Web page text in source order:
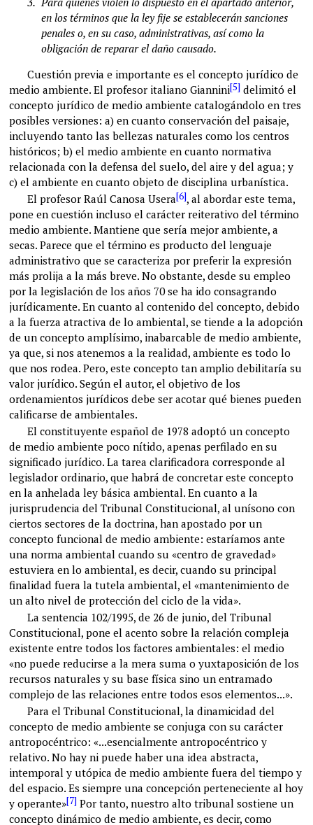
en los términos que la ley fije se establecerán sanciones
penales o, en su caso, administrativas, así como la
obligación de reparar el daño causado.
Cuestión previa e importante es el concepto jurídico de
medio ambiente. El profesor italiano Giannini[5] delimitó el
concepto jurídico de medio ambiente catalogándolo en tres
posibles versiones: a) en cuanto conservación del paisaje,
incluyendo tanto las bellezas naturales como los centros
históricos; b) el medio ambiente en cuanto normativa
relacionada con la defensa del suelo, del aire y del agua; y
c) el ambiente en cuanto objeto de disciplina urbanística.
El profesor Raúl Canosa Usera[6], al abordar este tema,
pone en cuestión incluso el carácter reiterativo del término
medio ambiente. Mantiene que sería mejor ambiente, a
secas. Parece que el término es producto del lenguaje
administrativo que se caracteriza por preferir la expresión
más prolija a la más breve. No obstante, desde su empleo
por la legislación de los años 70 se ha ido consagrando
jurídicamente. En cuanto al contenido del concepto, debido
a la fuerza atractiva de lo ambiental, se tiende a la adopción
de un concepto amplísimo, inabarcable de medio ambiente,
ya que, si nos atenemos a la realidad, ambiente es todo lo
que nos rodea. Pero, este concepto tan amplio debilitaría su
valor jurídico. Según el autor, el objetivo de los
ordenamientos jurídicos debe ser acotar qué bienes pueden
calificarse de ambientales.
El constituyente español de 1978 adoptó un concepto
de medio ambiente poco nítido, apenas perfilado en su
significado jurídico. La tarea clarificadora corresponde al
legislador ordinario, que habrá de concretar este concepto
en la anhelada ley básica ambiental. En cuanto a la
jurisprudencia del Tribunal Constitucional, al unísono con
ciertos sectores de la doctrina, han apostado por un
concepto funcional de medio ambiente: estaríamos ante
una norma ambiental cuando su «centro de gravedad»
estuviera en lo ambiental, es decir, cuando su principal
finalidad fuera la tutela ambiental, el «mantenimiento de
un alto nivel de protección del ciclo de la vida».
La sentencia 102/1995, de 26 de junio, del Tribunal
Constitucional, pone el acento sobre la relación compleja
existente entre todos los factores ambientales: el medio
«no puede reducirse a la mera suma o yuxtaposición de los
recursos naturales y su base física sino un entramado
complejo de las relaciones entre todos esos elementos...».
Para el Tribunal Constitucional, la dinamicidad del
concepto de medio ambiente se conjuga con su carácter
antropocéntrico: «...esencialmente antropocéntrico y
relativo. No hay ni puede haber una idea abstracta,
intemporal y utópica de medio ambiente fuera del tiempo y
del espacio. Es siempre una concepción perteneciente al hoy
y operante»[7] Por tanto, nuestro alto tribunal sostiene un
concepto dinámico de medio ambiente, es decir, como